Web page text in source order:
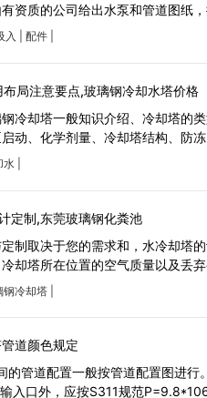
资质的公司给出水泵和管道图纸
入 配件
局注意要点,玻璃钢冷却水塔价格
冷却塔一般知识介绍、冷却塔的
动、化学剂量、冷却塔结构、防
水
定制,东莞玻璃钢化粪池
制取决于您的需求和，水冷却塔
却塔所在位置的空气质量以及丢
钢冷却塔
道颜色规定
的管道配置一般按管道配置图进
循环水输入口外，应按S311规范